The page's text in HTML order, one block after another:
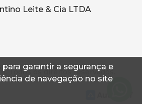
garantir a segurança e
de navegação no site
Leite & Cia LTDA
Todos os direitos reservados.